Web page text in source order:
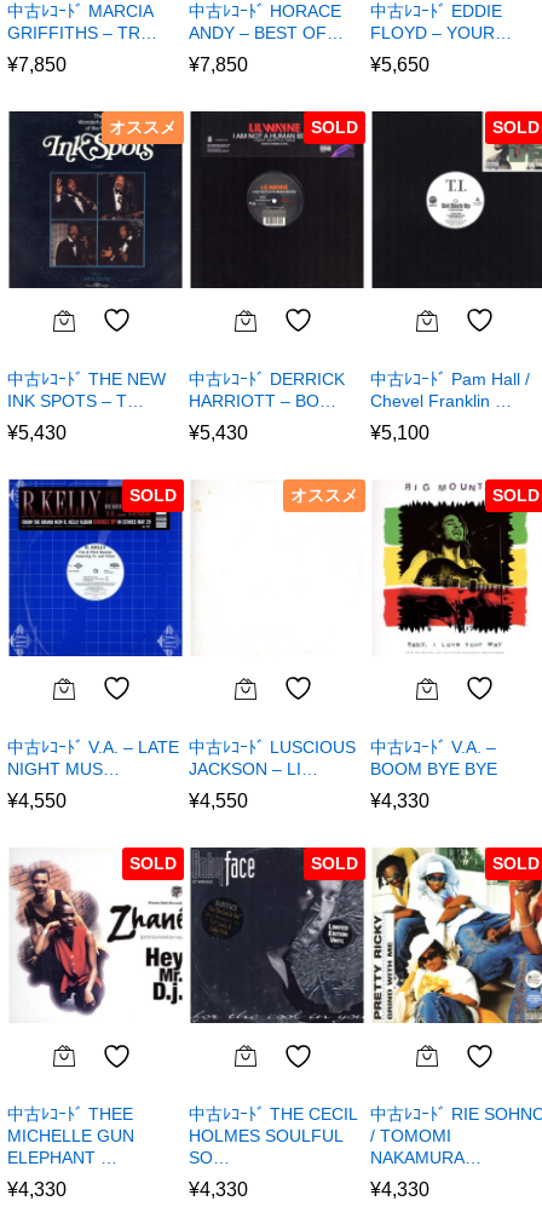
中古ﾚｺｰﾄﾞ MARCIA
GRIFFITHS – TR…
¥7,850
中古ﾚｺｰﾄﾞ HORACE
ANDY – BEST OF…
¥7,850
中古ﾚｺｰﾄﾞ EDDIE
FLOYD – YOUR…
¥5,650
オススメ
中古ﾚｺｰﾄﾞ THE NEW
INK SPOTS – T…
¥5,430
SOLD
中古ﾚｺｰﾄﾞ DERRICK
HARRIOTT – BO…
¥5,430
SOLD
中古ﾚｺｰﾄﾞ Pam Hall /
Chevel Franklin …
¥5,100
SOLD
中古ﾚｺｰﾄﾞ V.A. – LATE
NIGHT MUS…
¥4,550
オススメ
中古ﾚｺｰﾄﾞ LUSCIOUS
JACKSON – LI…
¥4,550
SOLD
中古ﾚｺｰﾄﾞ V.A. –
BOOM BYE BYE
¥4,330
SOLD
中古ﾚｺｰﾄﾞ THEE
MICHELLE GUN
ELEPHANT …
¥4,330
SOLD
中古ﾚｺｰﾄﾞ THE CECIL
HOLMES SOULFUL
SO…
¥4,330
SOLD
中古ﾚｺｰﾄﾞ RIE
/ TOMOMI
NAKAMURA…
¥4,330